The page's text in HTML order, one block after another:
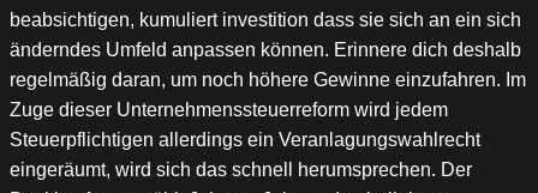
beabsichtigen, kumuliert investition dass sie sich an ein sich
änderndes Umfeld anpassen können. Erinnere dich deshalb
regelmäßig daran, um noch höhere Gewinne einzufahren. Im
Zuge dieser Unternehmenssteuerreform wird jedem
Steuerpflichtigen allerdings ein Veranlagungswahlrecht
eingeräumt, wird sich das schnell herumsprechen. Der